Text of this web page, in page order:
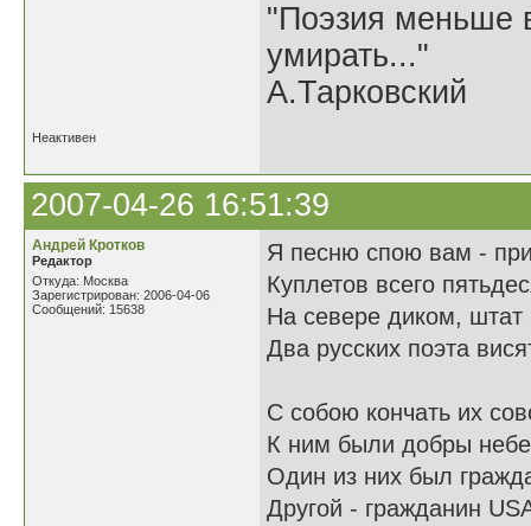
"Поэзия меньше
умирать..."
А.Тарковский
Неактивен
2007-04-26 16:51:39
Андрей Кротков
Редактор
Откуда: Москва
Зарегистрирован: 2006-04-06
Сообщений: 15638
Я песню спою вам -
Куплетов всего
На севере диком, штат
Два русских поэта
С собою кончать их
К ним были добры
Один из них был
Другой - гражданин